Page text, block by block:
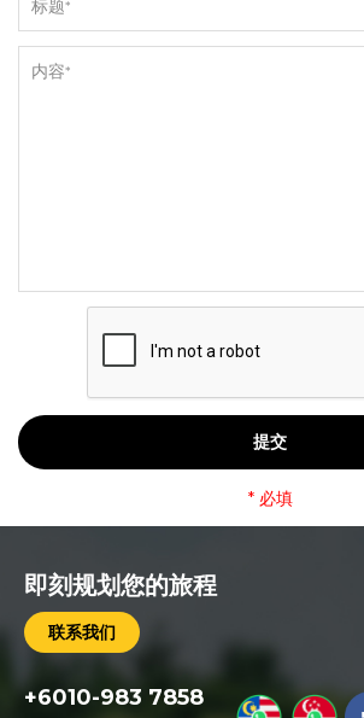
提交
* 必填
即刻规划您的旅程
联系我们
+6010-983 7858